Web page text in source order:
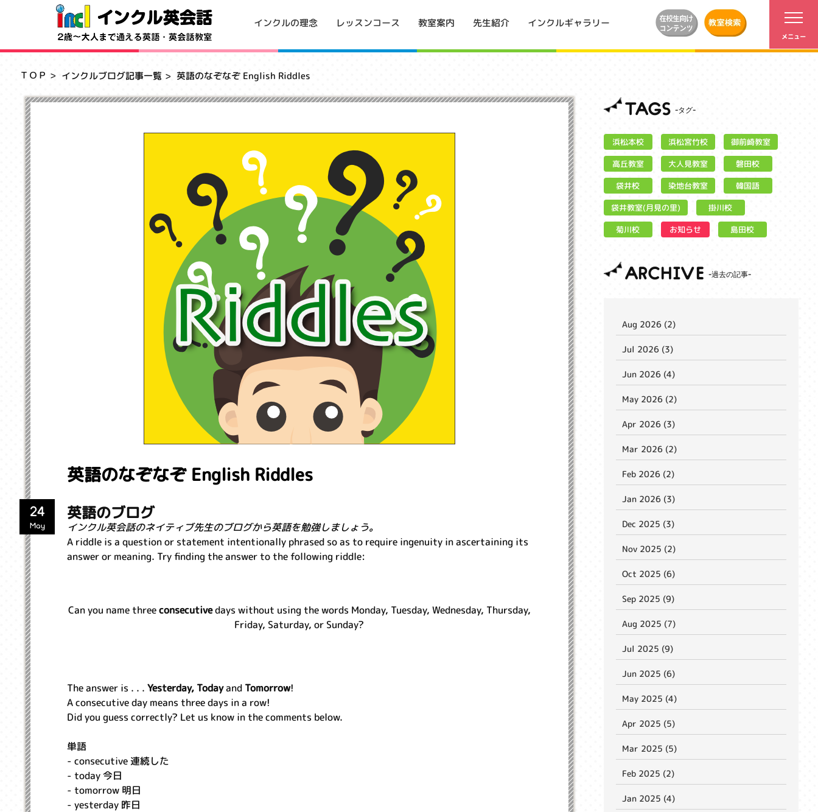
インクルの理念 レッスンコース 教室案内 先生紹介 インクルギャラリー
ＴＯＰ インクルブログ記事一覧 英語のなぞなぞ English Riddles
英語のなぞなぞ English Riddles
24
May
英語のブログ
インクル英会話のネイティブ先生のブログから英語を勉強しましょう。
A riddle is a question or statement intentionally phrased so as to require ingenuity in ascertaining its
answer or meaning. Try finding the answer to the following riddle:
Can you name threeconsecutivedays without using the words Monday, Tuesday, Wednesday, Thursday,
Friday, Saturday, or Sunday?
The answer is . . .Yesterday, Todayand Tomorrow!
A consecutive day means three days in a row!
Did you guess correctly? Let us know in the comments below.
単語
- consecutive 連続した
- today 今日
- tomorrow 明日
- yesterday 昨日
TAGS
浜松本校 浜松宮竹校 御前崎教室
高丘教室 大人見教室
磐田校
袋井校
染地台教室 韓国語
袋井教室(月見の里)
掛川校
菊川校
お知らせ 島田校
ARCHIVE
Aug 2026 (2)
Jul 2026 (3)
Jun 2026 (4)
May 2026 (2)
Apr 2026 (3)
Mar 2026 (2)
Feb 2026 (2)
Jan 2026 (3)
Dec 2025 (3)
Nov 2025 (2)
Oct 2025 (6)
Sep 2025 (9)
Aug 2025 (7)
Jul 2025 (9)
Jun 2025 (6)
May 2025 (4)
Apr 2025 (5)
Mar 2025 (5)
Feb 2025 (2)
Jan 2025 (4)